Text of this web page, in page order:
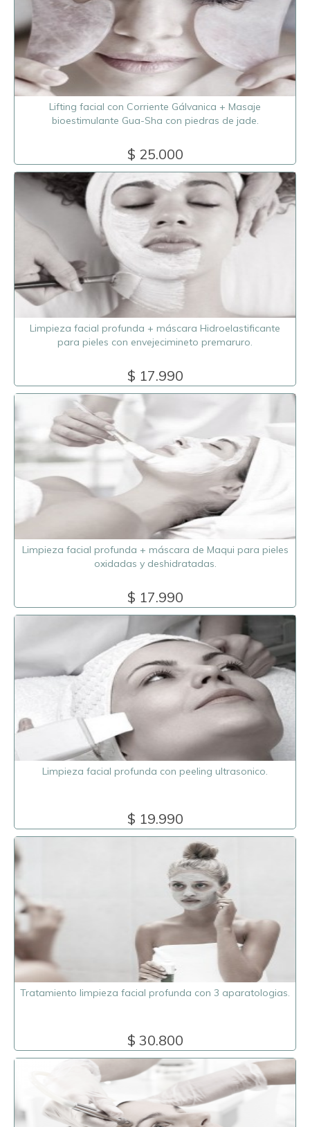
Lifting facial con Corriente Gálvanica + Masaje
bioestimulante Gua-Sha con piedras de jade.
$ 25.000
Limpieza facial profunda + máscara Hidroelastificante
para pieles con envejecimineto premaruro.
$ 17.990
Limpieza facial profunda + máscara de Maqui para pieles
oxidadas y deshidratadas.
$ 17.990
Limpieza facial profunda con peeling ultrasonico.
$ 19.990
Tratamiento limpieza facial profunda con 3 aparatologias.
$ 30.800